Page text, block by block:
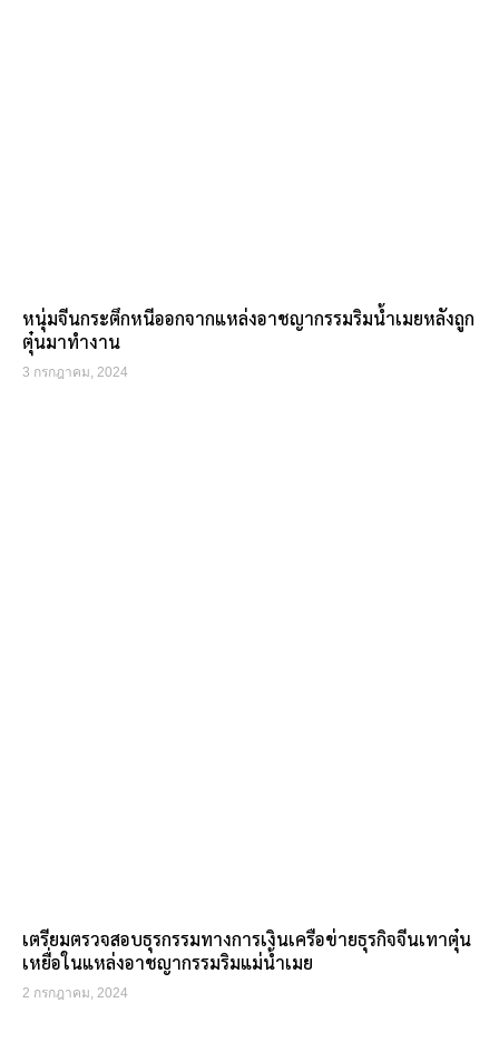
หนุ่มจีนกระตึกหนีออกจากแหล่งอาชญากรรมริมน้ำเมยหลังถูก
ตุ๋นมาทำงาน
3 กรกฎาคม, 2024
เตรียมตรวจสอบธุรกรรมทางการเงินเครือข่ายธุรกิจจีนเทาตุ๋น
เหยื่อในแหล่งอาชญากรรมริมแม่น้ำเมย
2 กรกฎาคม, 2024